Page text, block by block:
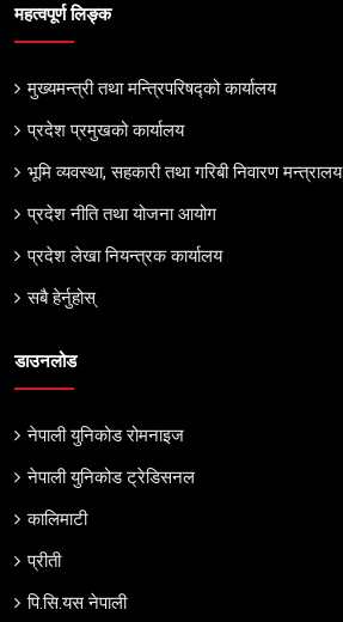
महत्वपूर्ण लिङ्क
मुख्यमन्त्री तथा मन्त्रिपरिषद्को कार्यालय
प्रदेश प्रमुखको कार्यालय
भूमि व्यवस्था, सहकारी तथा गरिबी निवारण मन्त्रालय
प्रदेश नीति तथा योजना आयोग
प्रदेश लेखा नियन्त्रक कार्यालय
सबै हेर्नुहोस्
डाउनलोड
नेपाली युनिकोड रोमनाइज
नेपाली युनिकोड ट्रेडिसनल
कालिमाटी
प्रीती
पि.सि.यस नेपाली